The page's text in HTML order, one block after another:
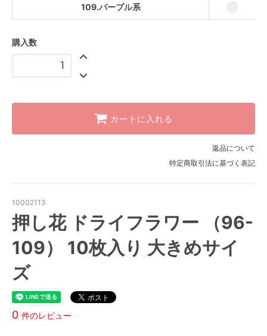
109.パープル系
購入数
カートに入れる
返品について
特定商取引法に基づく表記
10002113
押し花 ドライフラワー （96-
109） 10枚入り 大きめサイ
ズ
0 件のレビュー